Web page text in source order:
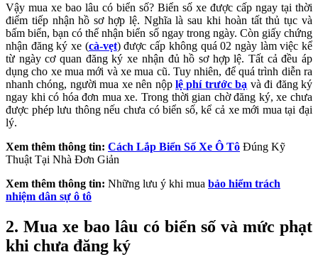
Vậy mua xe bao lâu có biển số? Biển số xe được cấp ngay tại thời
điểm tiếp nhận hồ sơ hợp lệ. Nghĩa là sau khi hoàn tất thủ tục và
bấm biển, bạn có thể nhận biển số ngay trong ngày. Còn giấy chứng
nhận đăng ký xe (cà-vẹt) được cấp không quá 02 ngày làm việc kể
từ ngày cơ quan đăng ký xe nhận đủ hồ sơ hợp lệ. Tất cả đều áp
dụng cho xe mua mới và xe mua cũ. Tuy nhiên, để quá trình diễn ra
nhanh chóng, người mua xe nên nộp lệ phí trước bạ và đi đăng ký
ngay khi có hóa đơn mua xe. Trong thời gian chờ đăng ký, xe chưa
được phép lưu thông nếu chưa có biển số, kể cả xe mới mua tại đại
lý.
Xem thêm thông tin: Cách Lắp Biển Số Xe Ô Tô Đúng Kỹ
Thuật Tại Nhà Đơn Giản
Xem thêm thông tin: Những lưu ý khi mua bảo hiểm trách
nhiệm dân sự ô tô
2. Mua xe bao lâu có biển số và mức phạt
khi chưa đăng ký